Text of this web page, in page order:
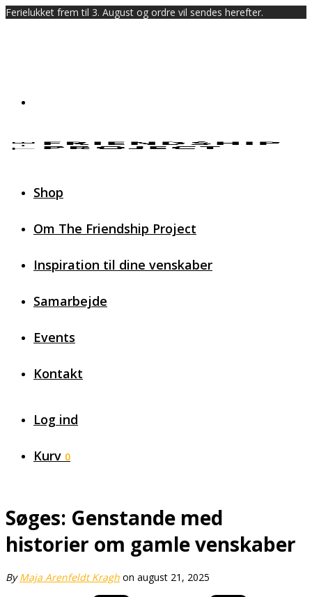
Ferielukket frem til 3. August og ordre vil sendes herefter.
Shop
Om The Friendship Project
Inspiration til dine venskaber
Samarbejde
Events
Kontakt
Log ind
Kurv 0
Søges: Genstande med
historier om gamle venskaber
ByMaja Arenfeldt Kragh on august 21, 2025